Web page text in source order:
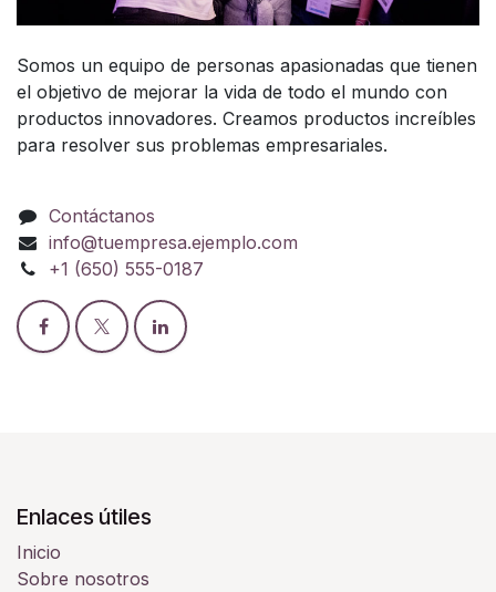
Somos un equipo de personas apasionadas que tienen
el objetivo de mejorar la vida de todo el mundo con
productos innovadores. Creamos productos increíbles
para resolver sus problemas empresariales.
Contáctanos
info@tuempresa.ejemplo.com
+1 (650) 555-0187
Enlaces útiles
Inicio
Sobre nosotros